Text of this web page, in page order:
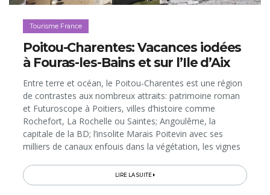
Tourisme France
Poitou-Charentes: Vacances iodées
à Fouras-les-Bains et sur l’Ile d’Aix
Entre terre et océan, le Poitou-Charentes est une région
de contrastes aux nombreux attraits: patrimoine roman
et Futuroscope à Poitiers, villes d’histoire comme
Rochefort, La Rochelle ou Saintes; Angoulême, la
capitale de la BD; l’insolite Marais Poitevin avec ses
milliers de canaux enfouis dans la végétation, les vignes
km de côtes de la Charente-Maritime avec ses îles, telles
Ré et Oléron. Pour visiter ces multiples «destinations-en-
LIRE LA SUITE